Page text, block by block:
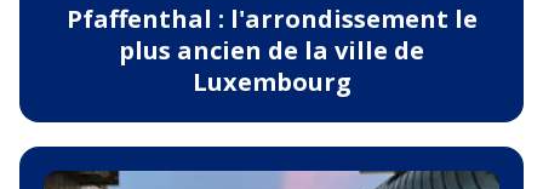
Pfaffenthal : l'arrondissement le
plus ancien de la ville de
Luxembourg